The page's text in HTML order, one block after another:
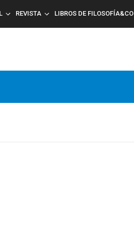
REVISTA LIBROS DE FILOSOFÍA&CO